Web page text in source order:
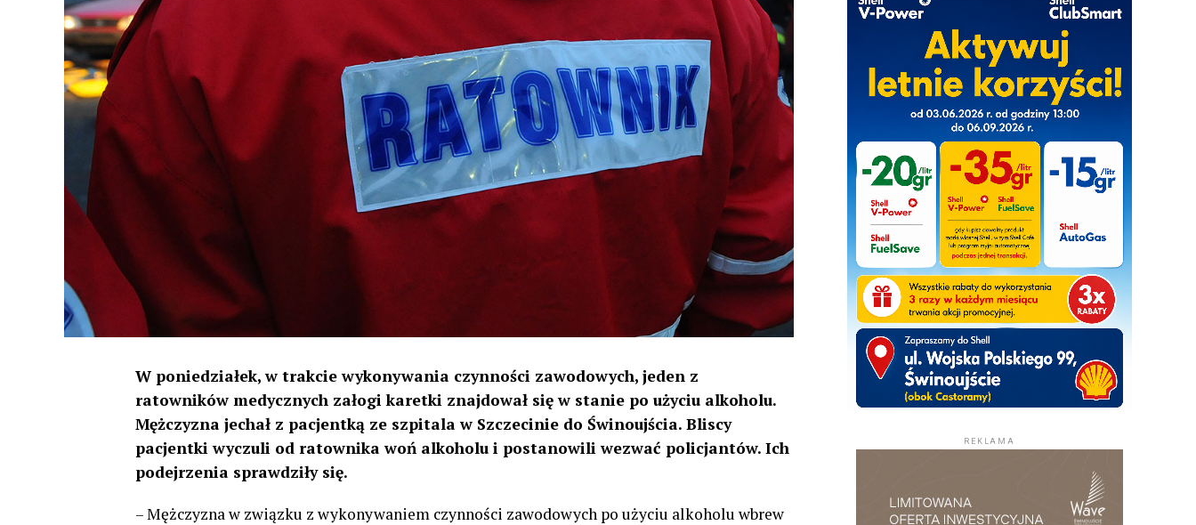
W poniedziałek, w trakcie wykonywania czynności zawodowych, jeden z
ratowników medycznych załogi karetki znajdował się w stanie po użyciu alkoholu.
Mężczyzna jechał z pacjentką ze szpitala w Szczecinie do Świnoujścia. Bliscy
pacjentki wyczuli od ratownika woń alkoholu i postanowili wezwać policjantów. Ich
podejrzenia sprawdziły się.
– Mężczyzna w związku z wykonywaniem czynności zawodowych po użyciu alkoholu wbrew
REKLAMA